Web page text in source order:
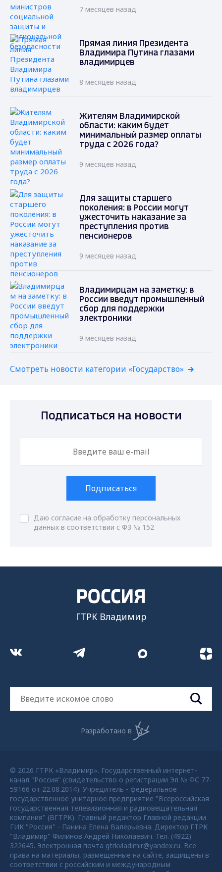
7 месяцев назад
Прямая линия Президента
Владимира Путина глазами
владимирцев
8 месяцев назад
Жителям Владимирской
области: каким будет
минимальный размер оплаты
труда с 2026 года?
9 месяцев назад
Для защиты старшего
поколения: в России могут
ужесточить наказание за
преступления против
пенсионеров
9 месяцев назад
Владимирцам на заметку: в
России введут промышленный
сбор для поддержки
электроники
9 месяцев назад
Смотреть новости категории «Государство»
Подписаться на новости
Подписаться
Даю согласие на обработку персональных
данных в соответствии с ФЗ № 152
ГТРК Владимир
Разработано в
© 2026 ГТРК «Владимир». Государственный интернет-
канал "Россия" (свидетельство о регистрации Эл № ФС 77-
59166 от 22.08.2014). Учредитель - федеральное
государственное унитарное предприятие "Всероссийская
государственная телевизионная и радиовещательная
компания" (ВГТРК). Главный редактор Главной редакции
ГИК "Россия" - Панина Елена Валерьевна. Директор ГТРК
"Владимир" Филинов Андрей Николаевич. Тел. (4922)
322645. Электронная почта gtrkvladimir@yandex.ru. Все
права на материалы, размещенные на сайте, защищены в
соответствии с российским и международным